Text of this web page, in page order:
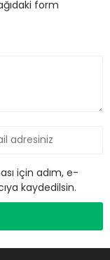
form
için adım, e-
kaydedilsin.